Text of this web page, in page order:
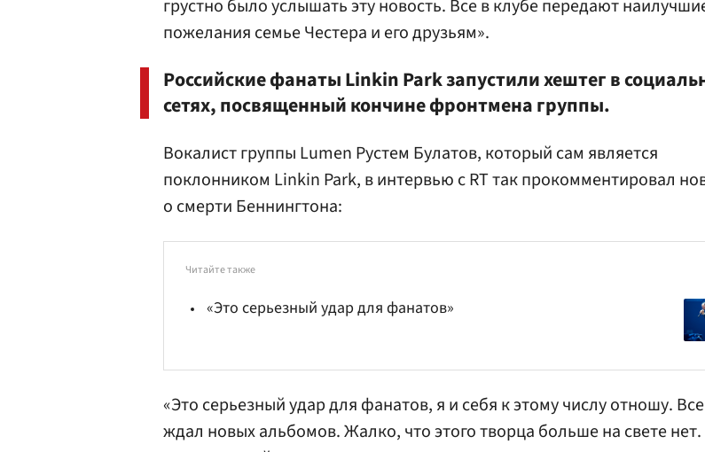
грустно было услышать эту новость. Все в клубе передают
пожелания семье Честера и его друзьям».
Российские фанаты Linkin Park запустили хештег в
сетях, посвященный кончине фронтмена группы.
Вокалист группы Lumen Рустем Булатов, который сам является
поклонником Linkin Park, в интервью с RT так прокомментировал
о смерти Беннингтона:
Читайте также
«Это серьезный удар для фанатов»
«Это серьезный удар для фанатов, я и себя к этому числу отношу.
ждал новых альбомов. Жалко, что этого творца больше на свете нет.